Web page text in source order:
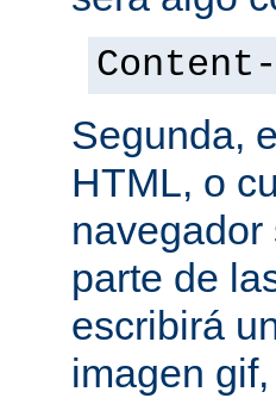
Segunda,
HTML, o
navegador
parte de
escribirá
imagen